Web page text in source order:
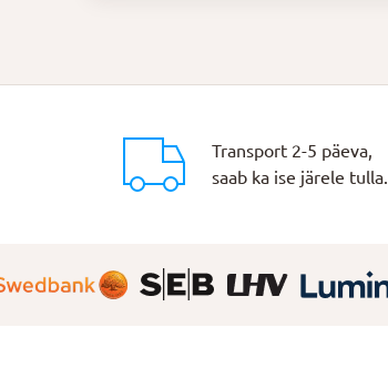
Transport 2-5 päeva,
saab ka ise järele tulla.